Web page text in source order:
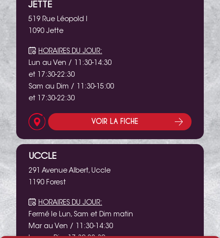
JETTE
519 Rue Léopold I
1090 Jette
HORAIRES DU JOUR:
Lun au Ven / 11:30-14:30
et 17:30-22:30
Sam au Dim / 11:30-15:00
et 17:30-22:30
VOIR LA FICHE
UCCLE
291 Avenue Albert, Uccle
1190 Forest
HORAIRES DU JOUR:
Fermé le Lun, Sam et Dim matin
Mar au Ven / 11:30-14:30